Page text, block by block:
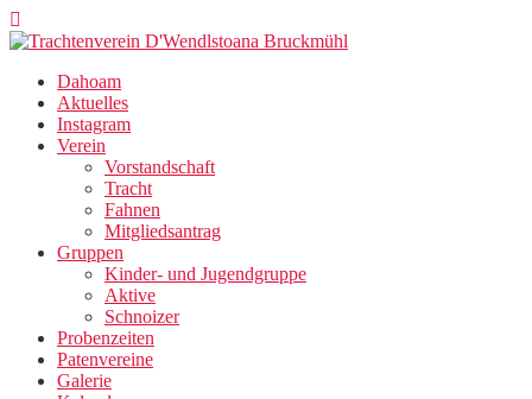
Zum
Inhalt
Dahoam
Aktuelles
Instagram
Verein
Vorstandschaft
Tracht
Fahnen
Mitgliedsantrag
Gruppen
Kinder- und Jugendgruppe
Aktive
Schnoizer
Probenzeiten
Patenvereine
Galerie